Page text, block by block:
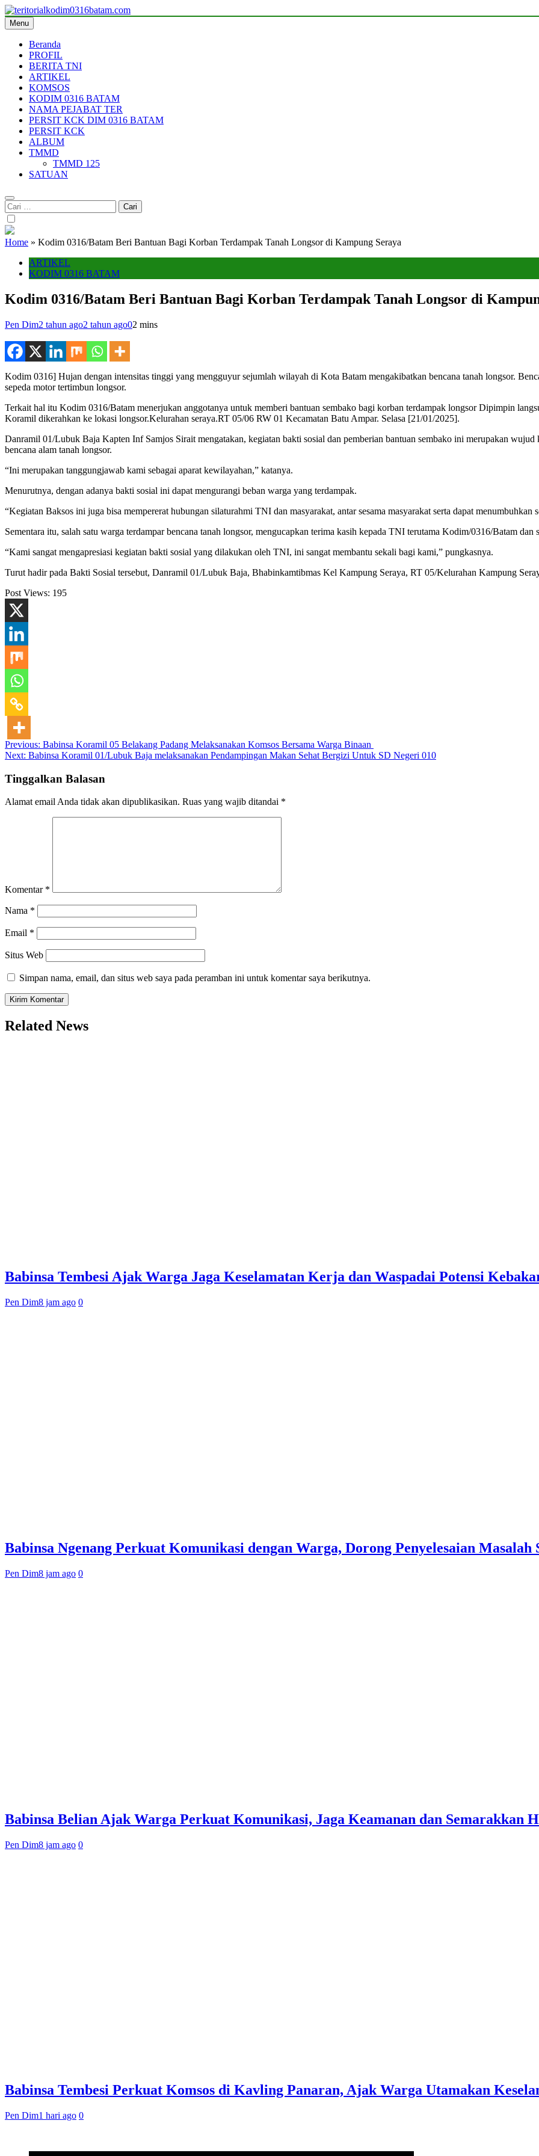
Skip
to
content
teritorialkodim0316batam.com
teritoriakkodimo0316batam
Menu
Beranda
PROFIL
BERITA TNI
ARTIKEL
KOMSOS
KODIM 0316 BATAM
NAMA PEJABAT TER
PERSIT KCK DIM 0316 BATAM
PERSIT KCK
ALBUM
TMMD
TMMD 125
SATUAN
Cari
untuk:
Home » Kodim 0316/Batam Beri Bantuan Bagi Korban Terdampak Tanah Longsor di Kampung Seraya
ARTIKEL
KODIM 0316 BATAM
Kodim 0316/Batam Beri Bantuan Bagi Korban Terdampak Tanah Longsor di
Pen Dim2 tahun ago2 tahun ago02 mins
Kodim 0316] Hujan dengan intensitas tinggi yang mengguyur sejumlah wilayah di Kota Batam mengakibatkan bencana tanah longsor.
sepeda motor tertimbun longsor.
Terkait hal itu Kodim 0316/Batam menerjukan anggotanya untuk memberi bantuan sembako bagi korban terdampak longsor Dipimpin
Koramil dikerahkan ke lokasi longsor.Kelurahan seraya.RT 05/06 RW 01 Kecamatan Batu Ampar. Selasa [21/01/2025].
Danramil 01/Lubuk Baja Kapten Inf Samjos Sirait mengatakan, kegiatan bakti sosial dan pemberian bantuan sembako ini merupakan
bencana alam tanah longsor.
“Ini merupakan tanggungjawab kami sebagai aparat kewilayahan,” katanya.
Menurutnya, dengan adanya bakti sosial ini dapat mengurangi beban warga yang terdampak.
“Kegiatan Baksos ini juga bisa mempererat hubungan silaturahmi TNI dan masyarakat, antar sesama masyarakat serta dapat menumbuhkan
Sementara itu, salah satu warga terdampar bencana tanah longsor, mengucapkan terima kasih kepada TNI terutama Kodim/0316/Batam dan
“Kami sangat mengapresiasi kegiatan bakti sosial yang dilakukan oleh TNI, ini sangat membantu sekali bagi kami,” pungkasnya.
Turut hadir pada Bakti Sosial tersebut, Danramil 01/Lubuk Baja, Bhabinkamtibmas Kel Kampung Seraya, RT 05/Kelurahan Kampung
Post Views: 195
Navigasi
pos
Previous: Babinsa Koramil 05 Belakang Padang Melaksanakan Komsos Bersama Warga Binaan
Next: Babinsa Koramil 01/Lubuk Baja melaksanakan Pendampingan Makan Sehat Bergizi Untuk SD Negeri 010
Tinggalkan Balasan
Alamat email Anda tidak akan dipublikasikan. Ruas yang wajib ditandai *
Komentar *
Nama *
Email *
Situs Web
Simpan nama, email, dan situs web saya pada peramban ini untuk komentar saya berikutnya.
Related News
Babinsa Tembesi Ajak Warga Jaga Keselamatan Kerja dan Waspadai Potensi
Pen Dim8 jam ago 0
Babinsa Ngenang Perkuat Komunikasi dengan Warga, Dorong Penyelesaian Masalah
Pen Dim8 jam ago 0
Babinsa Belian Ajak Warga Perkuat Komunikasi, Jaga Keamanan dan Semarakkan
Pen Dim8 jam ago 0
Babinsa Tembesi Perkuat Komsos di Kavling Panaran, Ajak Warga Utamakan
Pen Dim1 hari ago 0